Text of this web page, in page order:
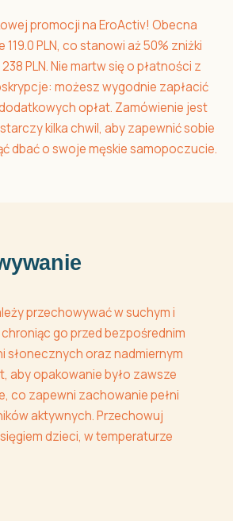
promocji na EroActiv! Obecna
PLN, co stanowi aż 50% zniżki
PLN. Nie martw się o płatności z
możesz wygodnie zapłacić
opłat. Zamówienie jest
kilka chwil, aby zapewnić sobie
dbać o swoje męskie samopoczucie.
przechowywać w suchym i
go przed bezpośrednim
słonecznych oraz nadmiernym
aby opakowanie było zawsze
co zapewni zachowanie pełni
aktywnych. Przechowuj
dzieci, w temperaturze